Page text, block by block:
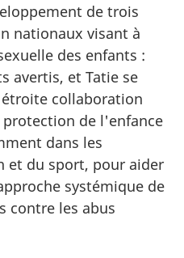
de trois
nationaux visant à
des enfants :
avertis, et Tatie se
collaboration
protection de l'enfance
dans les
et du sport, pour aider
systémique de
contre les abus